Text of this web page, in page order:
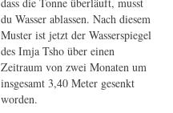
du Wasser ablassen. Nach diesem
Muster ist jetzt der Wasserspiegel
des Imja Tsho über einen
Zeitraum von zwei Monaten um
insgesamt 3,40 Meter gesenkt
worden.